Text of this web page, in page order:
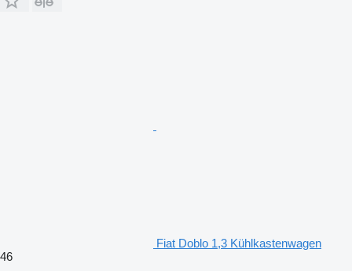
Fiat Doblo 1,3 Kühlkastenwagen
46